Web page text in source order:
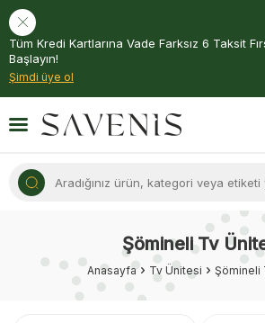
Tüm Kredi Kartlarına Vade Farksız 6 Taksit
Başlayın!
Şimdi üye ol
Şömineli Tv
Anasayfa Tv Ünitesi Şömineli